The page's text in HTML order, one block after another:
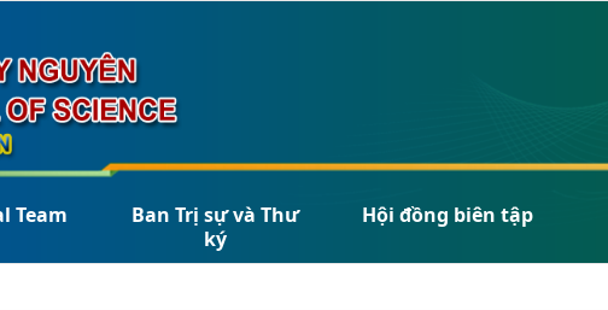
Team
Ban Trị sự và Thư
ký
Hội đồng biên tập